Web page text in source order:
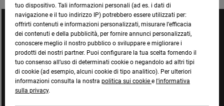
tuo dispositivo. Tali informazioni personali (ad es. i dati di
navigazione e il tuo indirizzo IP) potrebbero essere utilizzati per:
offrirti contenuti e informazioni personalizzati, misurare l’efficacia
dei contenuti e della pubblicità, per fornire annunci personalizzati,
conoscere meglio il nostro pubblico o sviluppare e migliorare i
prodotti dei nostri partner. Puoi configurare la tua scelta fornendo il
tuo consenso all’uso di determinati cookie o negandolo ad altri tipi
di cookie (ad esempio, alcuni cookie di tipo analitico). Per ulteriori
informazioni consulta la nostra politica sui cookie e l'informativa
sulla privacy.